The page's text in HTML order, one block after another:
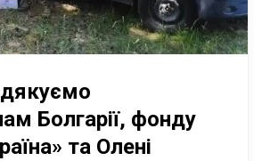
Болгарії, фонду
та Олені